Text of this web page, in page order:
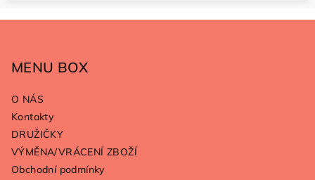
MENU BOX
O NÁS
Kontakty
DRUŽIČKY
VÝMĚNA/VRÁCENÍ ZBOŽÍ
Obchodní podmínky